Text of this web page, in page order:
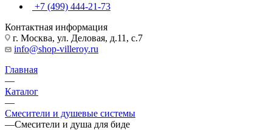
+7 (499) 444-21-73
Контактная информация
г. Москва, ул. Деловая, д.11, с.7
info@shop-villeroy.ru
Главная
—
Каталог
—
Смесители и душевые системы
—Смесители и душа для биде